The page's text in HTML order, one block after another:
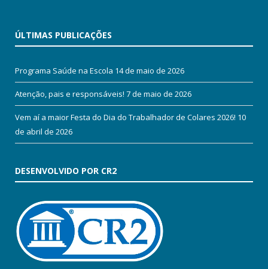
ÚLTIMAS PUBLICAÇÕES
Programa Saúde na Escola 14 de maio de 2026
Atenção, pais e responsáveis! 7 de maio de 2026
Vem aí a maior Festa do Dia do Trabalhador de Colares 2026! 10
de abril de 2026
DESENVOLVIDO POR CR2